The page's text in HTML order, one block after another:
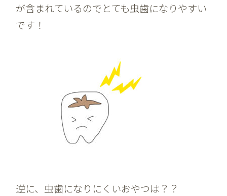
が含まれているのでとても虫歯になりやすい
です！
逆に、虫歯になりにくいおやつは？？